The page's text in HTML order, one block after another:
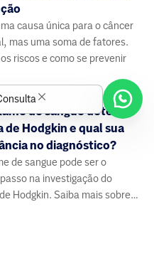
causa única para o câncer
mas uma soma de fatores.
riscos e como se prevenir
6 min
de sangue detecta
de Hodgkin e qual sua
no diagnóstico?
de sangue pode ser o
na investigação do
Hodgkin. Saiba mais sobre